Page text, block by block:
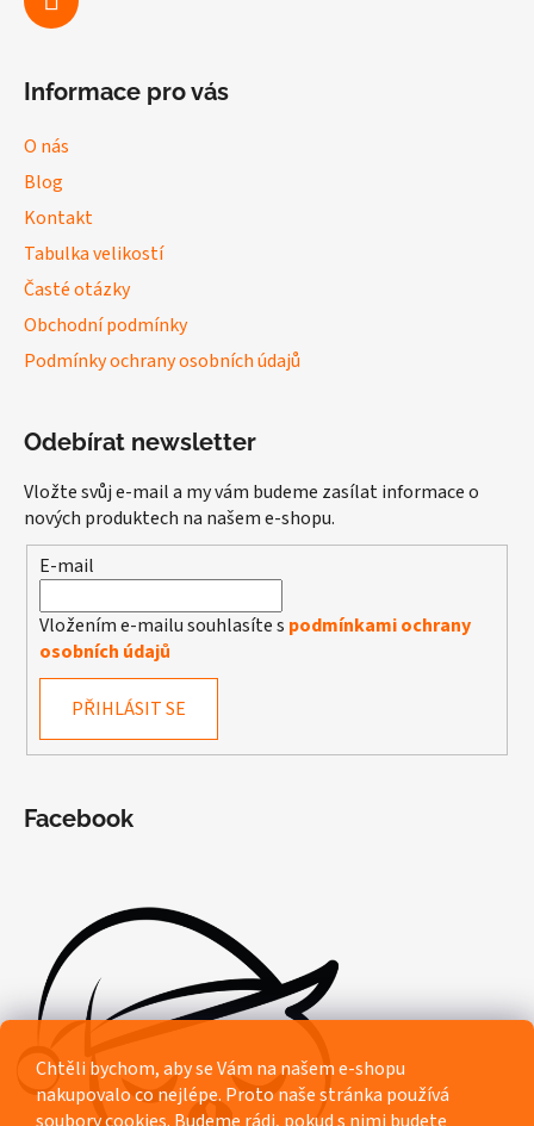
Chtěli bychom, aby se Vám na našem e-shopu
nakupovalo co nejlépe. Proto naše stránka používá
Informace pro vás
O nás
Blog
Kontakt
Tabulka velikostí
Časté otázky
Obchodní podmínky
Podmínky ochrany osobních údajů
Odebírat newsletter
Vložte svůj e-mail a my vám budeme zasílat informace o
nových produktech na našem e-shopu.
E-mail
Vložením e-mailu souhlasíte s podmínkami ochrany
osobních údajů
PŘIHLÁSIT SE
Facebook